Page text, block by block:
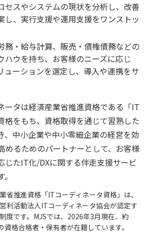
セスやシステムの現状を分析し、改善
し、実行支援や運用支援をワンストッ
務・給与計算、販売・債権債務などの
ハウを持ち、お客様のニーズに応じ
ューションを選定し、導入や連携をサ
ータは経済産業省推進資格である「IT
格をもち、資格取得を通じて習熟した
、中小企業や中小零細企業の経営を効
めるためのパートナーとして、お客様
じたIT化/DXに関する伴走支援サービ
省推進資格「ITコーディネータ資格」は、
利活動法人ITコーディネータ協会が認定す
度です。MJSでは、2026年3月現在、約
資格合格者・保有者が在籍しています。